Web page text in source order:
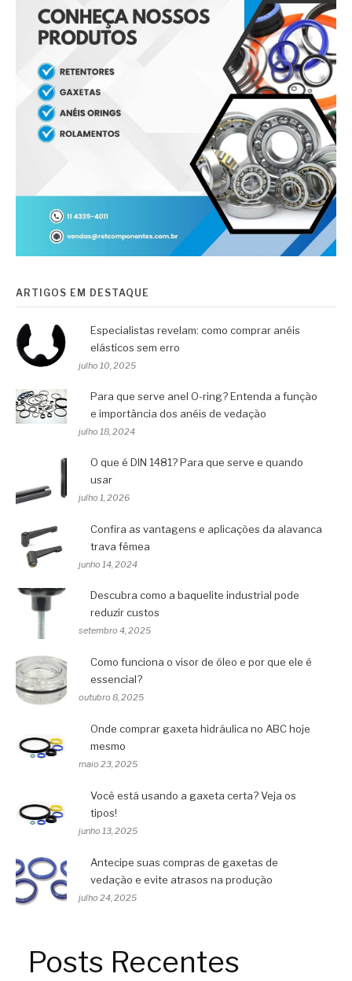
ARTIGOS EM DESTAQUE
Especialistas revelam: como comprar anéis
elásticos sem erro
julho 10, 2025
Para que serve anel O-ring? Entenda a função
e importância dos anéis de vedação
julho 18, 2024
O que é DIN 1481? Para que serve e quando
usar
julho 1, 2026
Confira as vantagens e aplicações da alavanca
trava fêmea
junho 14, 2024
Descubra como a baquelite industrial pode
reduzir custos
setembro 4, 2025
Como funciona o visor de óleo e por que ele é
essencial?
outubro 8, 2025
Onde comprar gaxeta hidráulica no ABC hoje
mesmo
maio 23, 2025
Você está usando a gaxeta certa? Veja os
tipos!
junho 13, 2025
Antecipe suas compras de gaxetas de
vedação e evite atrasos na produção
julho 24, 2025
Posts Recentes